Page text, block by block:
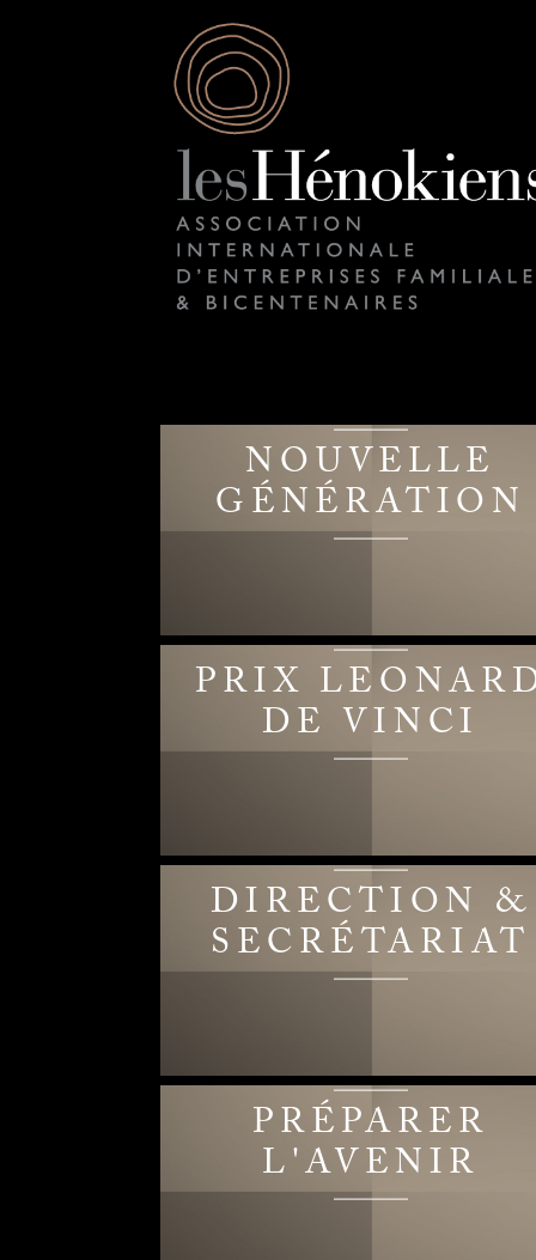
NOUVELLE
GÉNÉRATION
PRIX
DE VINCI
DIRECTION &
SECRÉTARIAT
PRÉPARER
L'AVENIR